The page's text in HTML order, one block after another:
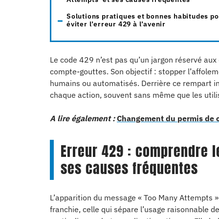
Solutions pratiques et bonnes habitudes
éviter l’erreur 429 à l’avenir
Le code 429 n’est pas qu’un jargon réservé
compte-gouttes. Son objectif : stopper
humains ou automatisés. Derrière ce rempart
chaque action, souvent sans même que les
A lire également : Changement du permis de
Erreur 429 : comprendre
ses causes fréquentes
L’apparition du message « Too Many Attempts
franchie, celle qui sépare l’usage raisonnable